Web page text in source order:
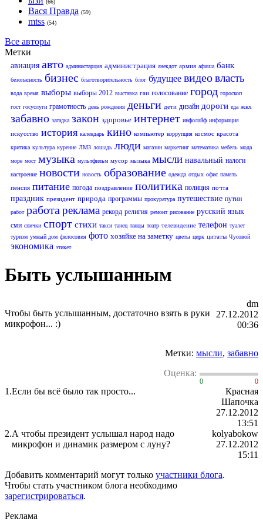
(66)
Вася Правда (59)
mtss (54)
Все авторы
Метки
авиация авто администарция администрация анекдот армия афиша банк
безопасность бизнес благотворительность блог будущее видеовласть
вода время выборы выборы 2012 выставка гаи голосование город гороскоп
гост госуслуги грамотность день рождения деньги дети дизайн дороги еда жкх
забавно загадка закон здоровье интернет инфолайф информация
искусство история календарь кино компьютер коррупция космос красота
критика культура курение ЛМЗ лошадь люди магазин маркетинг математика мебель мода
море мост музыка мультфильм мусор мызыка мысли навальный налоги
настроение новости новость образование одежда отдых офис память
пенсия питание погода поздравление политика полиция почта
праздник президент природа программы прокуратура путешествие путин
работ работа реклама рекорд религия ремонт рисование русский язык
сми спички спорт стихи такси танец танцы театр телевидение телефон туалет
туризм умный дом филосовия фото хозяйке на заметку цветы цирк цитаты Чусовой
экономика этикет
Быть услышанным
Чтобы быть услышанным, достаточно взять в руки
микрофон... :)
dm
27.12.2012
00:36
Метки: мысли, забавно
Оценка:
0 0
1.Если бы всё было так просто...
Красная
Шапочка
27.12.2012
13:51
2.А чтобы президент услышал народ надо
микрофон и динамик размером с луну?
kolyabokow
27.12.2012
15:11
Добавить комментарий могут только участники блога.
Чтобы стать участником блога необходимо
зарегистрироваться.
Реклама